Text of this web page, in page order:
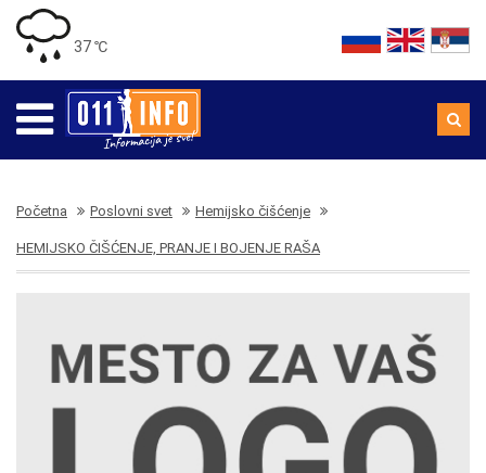
37 ℃
Početna Poslovni svet Hemijsko čišćenje
HEMIJSKO ČIŠĆENJE, PRANJE I BOJENJE RAŠA